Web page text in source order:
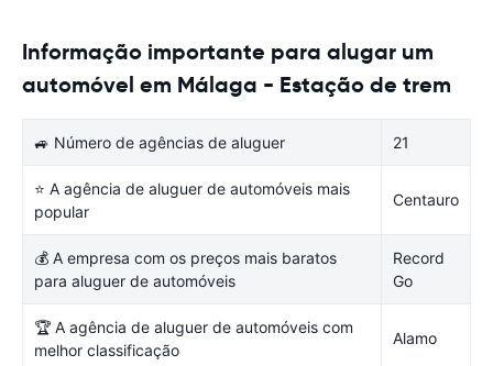
Informação importante para alugar um
automóvel em Málaga - Estação de trem
🚙 Número de agências de aluguer 21
⭐ A agência de aluguer de automóveis mais
popular
Centauro
💰 A empresa com os preços mais baratos
para aluguer de automóveis
Record
Go
🏆 A agência de aluguer de automóveis com
melhor classificação
Alamo